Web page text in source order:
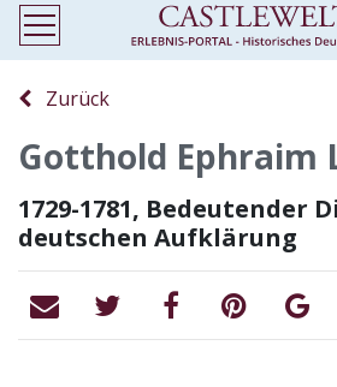
Zurück
Gotthold Ephraim
1729-1781, Bedeutender
deutschen Aufklärung